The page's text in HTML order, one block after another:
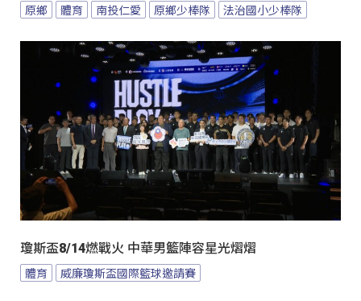
原鄉 體育 南投仁愛 原鄉少棒隊 法治國小少棒隊
瓊斯盃8/14燃戰火 中華男籃陣容星光熠熠
體育 威廉瓊斯盃國際籃球邀請賽